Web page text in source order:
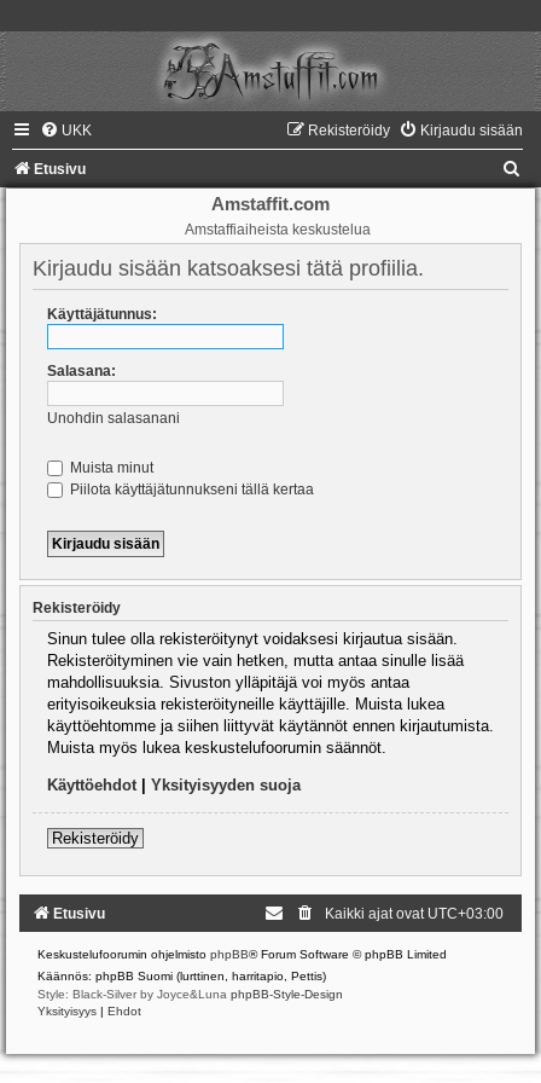
UKK Kirjaudu sisään
Rekisteröidy
Etusivu
Amstaffit.com
Amstaffiaiheista keskustelua
Kirjaudu sisään katsoaksesi tätä profiilia.
Käyttäjätunnus:
Salasana:
Unohdin salasanani
Muista minut
Piilota käyttäjätunnukseni tällä kertaa
Rekisteröidy
Sinun tulee olla rekisteröitynyt voidaksesi kirjautua sisään.
Rekisteröityminen vie vain hetken, mutta antaa sinulle lisää
mahdollisuuksia. Sivuston ylläpitäjä voi myös antaa
erityisoikeuksia rekisteröityneille käyttäjille. Muista lukea
käyttöehtomme ja siihen liittyvät käytännöt ennen kirjautumista.
Muista myös lukea keskustelufoorumin säännöt.
Käyttöehdot Yksityisyyden suoja
Rekisteröidy
Etusivu Kaikki ajat ovat UTC+03:00
Keskustelufoorumin ohjelmisto phpBB® Forum Software © phpBB Limited
Käännös: phpBB Suomi (lurttinen, harritapio, Pettis)
Style: Black-Silver by Joyce&Luna phpBB-Style-Design
Yksityisyys | Ehdot